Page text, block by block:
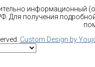
информационный
Для получения
Custom Design by